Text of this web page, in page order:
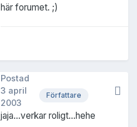
här forumet. ;)
Författare
Postad
3 april
2003
jaja...verkar roligt...hehe